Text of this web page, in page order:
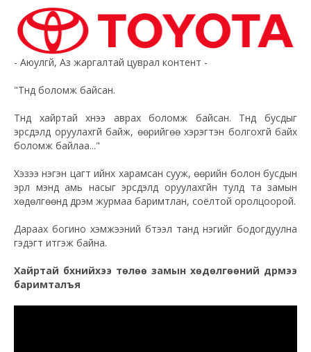
- Аюулгүй, Аз жаргалтай цуврал контент -
"Түүнд боломж байсан.
Түүнд хайртай хүнээ аврах боломж байсан. Түүнд бусдыг
эрсдэлд оруулахгүй байж, өөрийгөө хэрэгтэн болгохгүй байх
боломж байлаа..."
Хэзээ нэгэн цагт ийнхүү харамсан сууж, өөрийн болон бусдын
эрүүл мэнд амь насыг эрсдэлд оруулахгүйн тулд та замын
хөдөлгөөнд дүрэм журмаа баримтлан, соёлтой оролцоорой.
Дараах богино хэмжээний бүтээл танд нэгийг бодогдуулна
гэдэгт итгэж байна.
Хайртай бүхнийхээ төлөө замын хөдөлгөөний дүрмээ
баримталъя